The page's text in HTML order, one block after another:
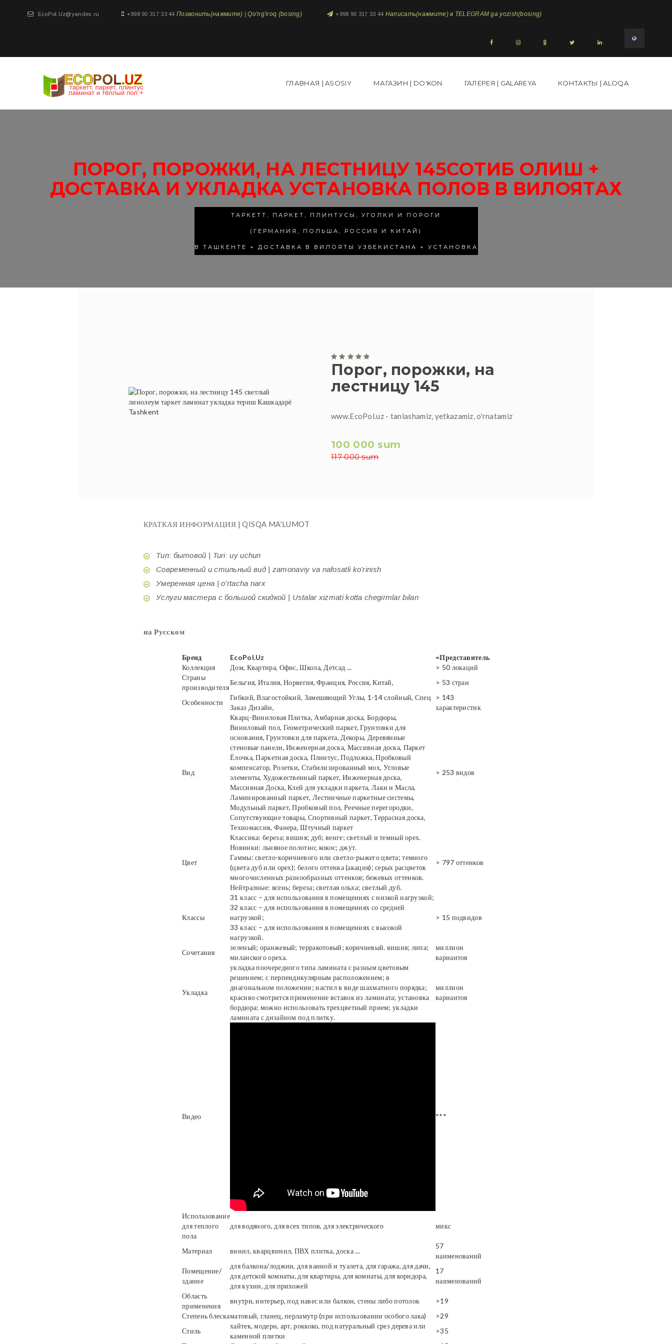
EcoPol.Uz@yandex.ru +998 90 317 33 44 Позвонить(нажмите) | Qo'ng'iroq (bosing) +998 90 317 33 44 Написать(нажмите) в TELEGRAM ga yozish(bosing)
ГЛАВНАЯ | ASOSIY МАГАЗИН | DO'KON ГАЛЕРЕЯ | GALAREYA КОНТАКТЫ | ALOQA
ПОРОГ, ПОРОЖКИ, НА ЛЕСТНИЦУ 145СОТИБ ОЛИШ +
ДОСТАВКА И УКЛАДКА УСТАНОВКА ПОЛОВ В ВИЛОЯТАХ
ТАРКЕТТ, ПАРКЕТ, ПЛИНТУСЫ, УГОЛКИ И ПОРОГИ
(ГЕРМАНИЯ, ПОЛЬША, РОССИЯ И КИТАЙ)
В ТАШКЕНТЕ + ДОСТАВКА В ВИЛОЯТЫ УЗБЕКИСТАНА + УСТАНОВКА
Порог, порожки, на
лестницу 145
www.EcoPol.uz - tanlashamiz, yetkazamiz, o'rnatamiz
100 000 sum
117 000 sum
КРАТКАЯ ИНФОРМАЦИЯ | QISQA MA'LUMOT
Тип: бытовой | Turi: uy uchun
Современный и стильный вид | zamonaviy va nafosatli ko'rinish
Умеренная цена | o'rtacha narx
Услуги мастера с большой скидкой | Ustalar xizmati kotta chegirmlar bilan
на Русском
Бренд EcoPol.Uz
=Представитель
Коллекция
Дом, Квартира, Офис, Школа, Детсад ...
> 50 локаций
Страны
производителя
Бельгия, Италия, Норвегия, Франция, Россия, Китай, > 53 стран
Особенности
Гибкий, Влагостойкий, Замешяющий Углы, 1-14 слойный, Спец
Заказ Дизайн,
> 143
характеристик
Вид
Кварц-Виниловая Плитка, Амбарная доска, Бордюры,
Виниловый пол, Геометрический паркет, Грунтовки для
основания, Грунтовки для паркета, Декоры, Деревянные
стеновые панели, Инженерная доска, Массивная доска, Паркет
Ёлочка, Паркетная доска, Плинтус, Подложка, Пробковый
компенсатор, Розетки, Стабилизированный мох, Угловые
элементы, Художественный паркет, Инженерная доска,
Массивная Доска, Клей для укладки паркета, Лаки и Масла,
Ламинированный паркет, Лестничные паркетные системы,
Модульный паркет, Пробковый пол, Реечные перегородки,
Сопутствующие товары, Спортивный паркет, Террасная доска,
Техномассив, Фанера, Штучный паркет
> 253 видов
Цвет
Классика: береза; вишня; дуб; венге; светлый и темный орех.
Новинки: льняное полотно; кокос; джут.
Гаммы: светло-коричневого или светло-рыжего цвета; темного
(цвета дуб или орех); белого оттенка (акация); серых расцветок
многочисленных разнообразных оттенков; бежевых оттенков.
Нейтралные: ясень; береза; светлая ольха; светлый дуб.
> 797 оттенков
Классы
31 класс – для использования в помещениях с низкой нагрузкой;
32 класс – для использования в помещениях со средней
нагрузкой;
33 класс – для использования в помещениях с высокой
нагрузкой.
> 15 подвидов
Сочетания
зеленый; оранжевый; терракотовый; коричневый. вишня; липа;
миланского ореха.
миллион
вариантов
Укладка
укладка поочередного типа ламината с разным цветовым
решением; с перпендикулярным расположением; в
диагональном положении; настил в виде шахматного порядка;
красиво смотрится применение вставок из ламината; установка
бордюра; можно использовать трехцветный прием; укладки
ламината с дизайном под плитку.
миллион
вариантов
Видео ***
Использование
для теплого
пола
для водяного, для всех типов, для электрического микс
Материал винил, кварцвинил, ПВХ плитка, доска ...
57
наименований
Помещение/
здание
для балкона/лоджии, для ванной и туалета, для гаража, для дачи,
для детской комнаты, для квартиры, для комнаты, для коридора,
для кухни, для прихожей
17
наименований
Область
применения
внутри, интерьер, под навес или балкон, стены либо потолок
>19
Степень блескаматовый, гланец, перламутр (при использовании особого лака)
>29
Стиль
хайтек, модерн, арт, роккоко, под натуральный срез дерева или
каменной плитки
>35